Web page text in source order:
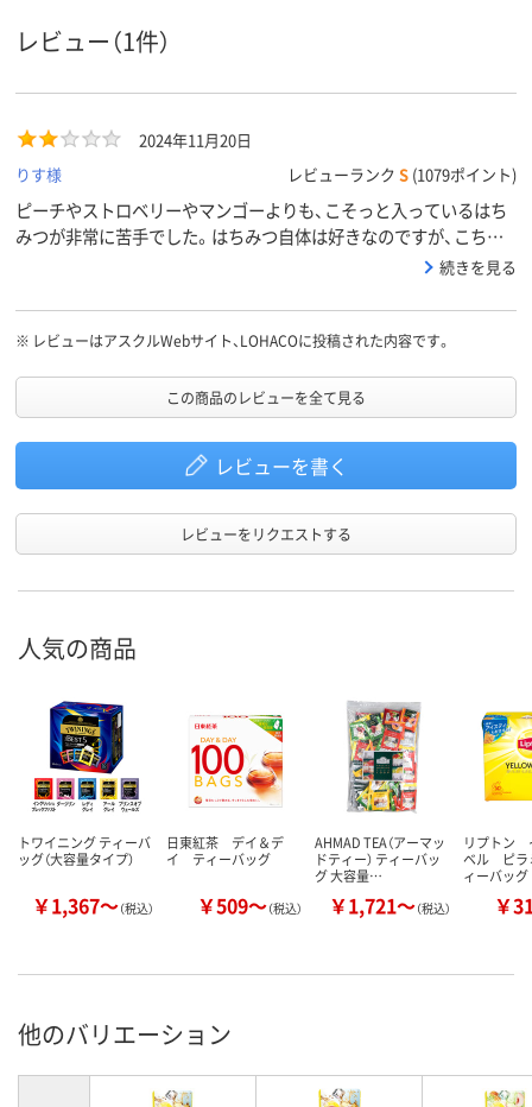
レビュー（1件）
2024年11月20日
りす様
レビューランク S (1079ポイント)
ピーチやストロベリーやマンゴーよりも、こそっと入っているはち
みつが非常に苦手でした。はちみつ自体は好きなのですが、こちら
に入っているはちみつはなんとも言いがたい独特の風味と匂いがあ
手を洗っても取れない…！ただ気にならないという人もいたのでそ
の旨も書き添えます。
続きを見る
※ レビューはアスクルWebサイト、LOHACOに投稿された内容です。
この商品のレビューを全て見る
レビューを書く
レビューをリクエストする
人気の商品
トワイニング ティーバ
ッグ（大容量タイプ）
￥1,367～（税込）
日東紅茶 デイ＆デ
イ ティーバッグ
￥509～（税込）
AHMAD TEA（アーマッ
ドティー） ティーバッ
グ 大容量…
￥1,721～（税込）
リプトン
ベル ピラ
ィーバッグ
￥
他のバリエーション